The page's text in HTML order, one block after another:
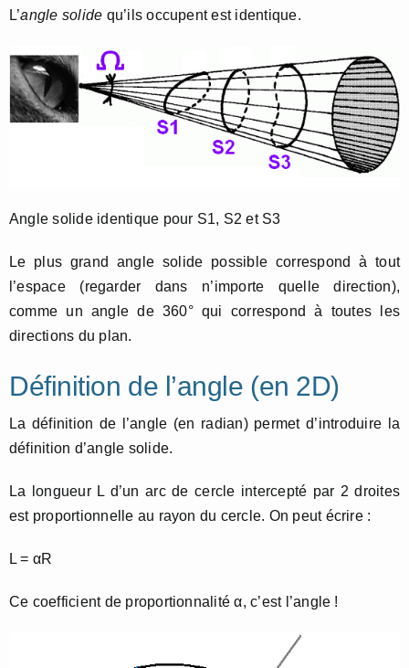
L’angle solide qu’ils occupent est identique.
Angle solide identique pour S1, S2 et S3
Le plus grand angle solide possible correspond à tout
l’espace (regarder dans n’importe quelle direction),
comme un angle de 360° qui correspond à toutes les
directions du plan.
Définition de l’angle (en 2D)
La définition de l’angle (en radian) permet d’introduire la
définition d’angle solide.
La longueur L d’un arc de cercle intercepté par 2 droites
est proportionnelle au rayon du cercle. On peut écrire :
L = αR
Ce coefficient de proportionnalité α, c’est l’angle !